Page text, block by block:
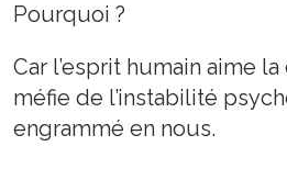
Pourquoi ?
Car l’esprit humain aime
méfie de l’instabilité
engrammé en nous.